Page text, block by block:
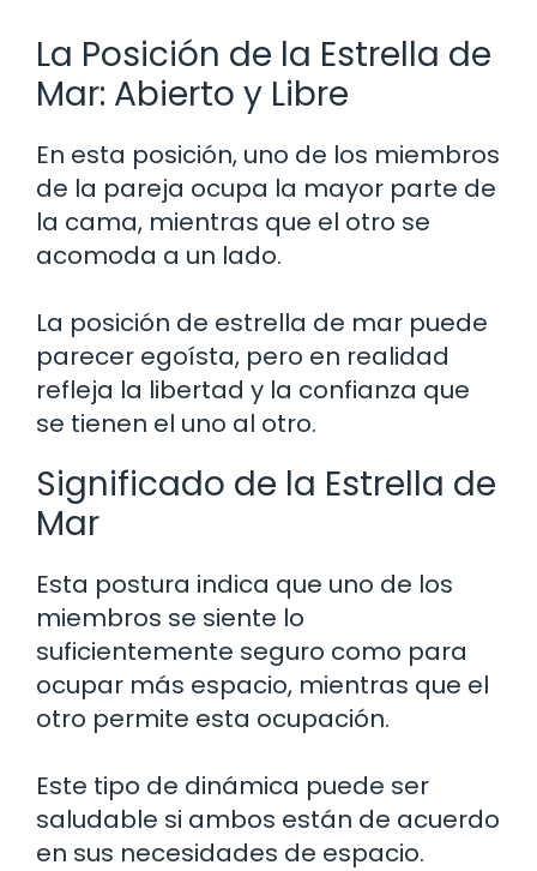
La Posición de la Estrella de
Mar: Abierto y Libre
En esta posición, uno de los miembros
de la pareja ocupa la mayor parte de
la cama, mientras que el otro se
acomoda a un lado.
La posición de estrella de mar puede
parecer egoísta, pero en realidad
refleja la libertad y la confianza que
se tienen el uno al otro.
Significado de la Estrella de
Mar
Esta postura indica que uno de los
miembros se siente lo
suficientemente seguro como para
ocupar más espacio, mientras que el
otro permite esta ocupación.
Este tipo de dinámica puede ser
saludable si ambos están de acuerdo
en sus necesidades de espacio.